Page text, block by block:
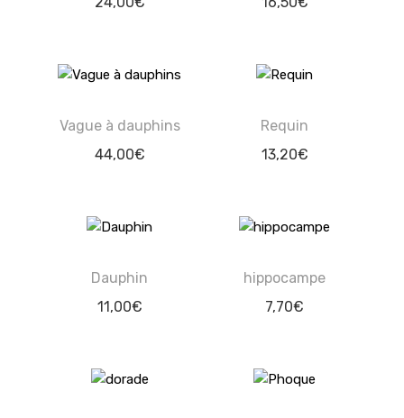
Vague à dauphins
44,00€
Requin
13,20€
Dauphin
11,00€
hippocampe
7,70€